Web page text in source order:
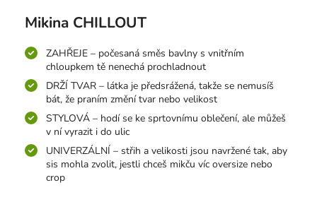
Mikina CHILLOUT
ZAHŘEJE – počesaná směs bavlny s vnitřním
chloupkem tě nenechá prochladnout
DRŽÍ TVAR – látka je předsrážená, takže se nemusíš
bát, že praním změní tvar nebo velikost
STYLOVÁ – hodí se ke sprtovnímu oblečení, ale můžeš
v ní vyrazit i do ulic
UNIVERZÁLNÍ – střih a velikosti jsou navržené tak, aby
sis mohla zvolit, jestli chceš mikču víc oversize nebo
crop